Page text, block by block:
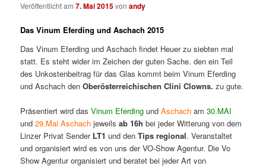
Veröffentlicht am7. Mai 2015vonandy
Das Vinum Eferding und Aschach 2015
Das Vinum Eferding und Aschach findet Heuer zu siebten mal
statt. Es steht wider im Zeichen der guten Sache. den ein Teil
des Unkostenbeitrag für das Glas kommt beim Vinum Eferding
und Aschach denOberösterreichischen Clini Clowns. zu gute.
Präsentiert wird dasVinum Eferding undAschach am30.MAI
und29.Mai Aschach jeweilsab 16h bei jeder Witterung von dem
Linzer Privat Sender LT1 und denTips regional. Veranstaltet
und organisiert wird es von uns der VO-Show Agentur. Die Vo
Show Agentur organisiert und beratet bei jeder Art von